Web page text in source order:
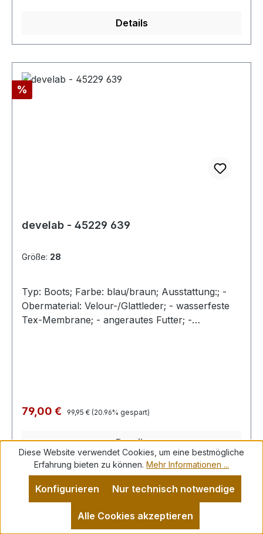
Details
Rabatt
%
develab - 45229 639
Größe: 28
Typ: Boots; Farbe: blau/braun; Ausstattung:; -
Obermaterial: Velour-/Glattleder; - wasserfeste
Tex-Membrane; - angerautes Futter; -
Verkaufspreis:
79,00 € Regulärer Preis:
99,95 € (20.96% gespart)
Details
Diese Website verwendet Cookies, um eine bestmögliche
Erfahrung bieten zu können. Mehr Informationen ...
Nur technisch notwendige
Konfigurieren
Alle Cookies akzeptieren